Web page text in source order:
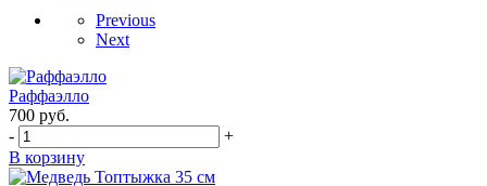
Previous
Next
Раффаэлло
700 руб.
-
+
В корзину